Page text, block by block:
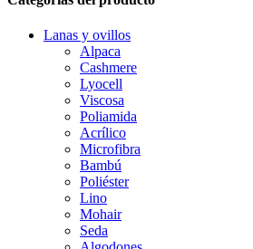
Lanas y ovillos
Alpaca
Cashmere
Lyocell
Viscosa
Poliamida
Acrílico
Microfibra
Bambú
Poliéster
Lino
Mohair
Seda